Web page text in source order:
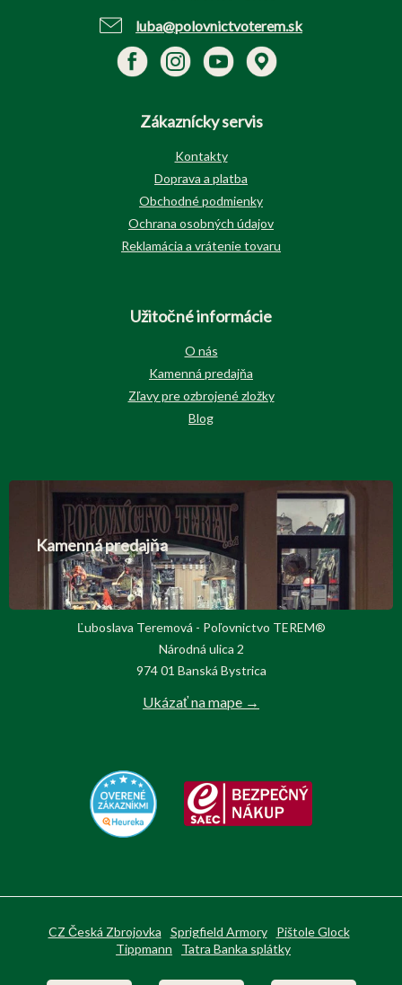
luba@polovnictvoterem.sk
Zákaznícky servis
Kontakty
Doprava a platba
Obchodné podmienky
Ochrana osobných údajov
Reklamácia a vrátenie tovaru
Užitočné informácie
O nás
Kamenná predajňa
Zľavy pre ozbrojené zložky
Blog
Kamenná predajňa
Ľuboslava Teremová - Poľovnictvo TEREM®
Národná ulica 2
974 01 Banská Bystrica
Ukázať na mape →
CZ Česká Zbrojovka Sprigfield Armory
Pištole Glock
Tippmann
Tatra Banka splátky